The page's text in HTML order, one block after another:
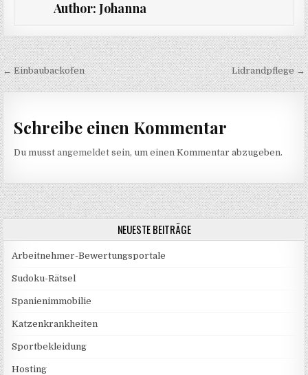
Author: Johanna
Beitragsnavigation
← Einbaubackofen Lidrandpflege →
Schreibe einen Kommentar
Du musstangemeldet sein, um einen Kommentar abzugeben.
NEUESTE BEITRÄGE
Arbeitnehmer-Bewertungsportale
Sudoku-Rätsel
Spanienimmobilie
Katzenkrankheiten
Sportbekleidung
Hosting